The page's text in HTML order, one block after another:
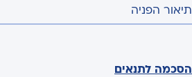
תיאור הפניה
הסכמה לתנאים